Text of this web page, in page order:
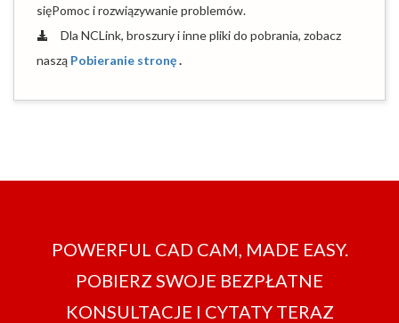
sięPomoc i rozwiązywanie problemów.
Dla NCLink, broszury i inne pliki do pobrania, zobacz
naszą Pobieranie stronę.
POWERFUL CAD CAM, MADE EASY.
POBIERZ SWOJE BEZPŁATNE
KONSULTACJE I CYTATY TERAZ